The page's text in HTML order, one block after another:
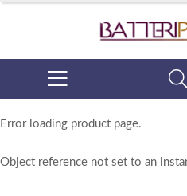
Error loading product page.
Object reference not set to an